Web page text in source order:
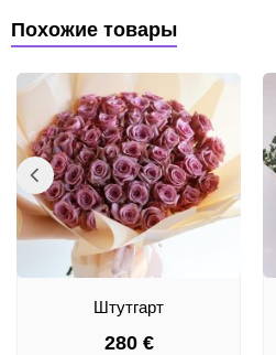
Похожие товары
Штутгарт
280 €